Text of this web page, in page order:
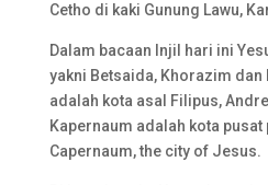
Cetho di kaki Gunung Lawu,
Dalam bacaan Injil hari ini
yakni Betsaida, Khorazim dan
adalah kota asal Filipus,
Kapernaum adalah kota pusat
Capernaum, the city of Jesus.